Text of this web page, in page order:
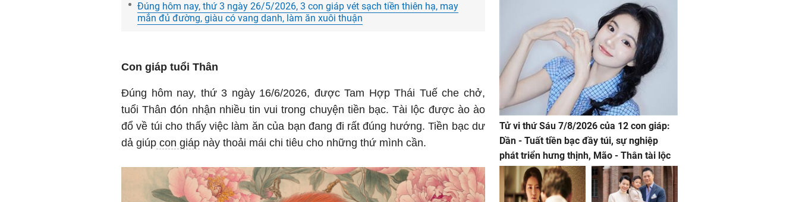
Đúng hôm nay, thứ 3 ngày 26/5/2026, 3 con giáp vét sạch tiền thiên hạ, may
mắn đủ đường, giàu có vang danh, làm ăn xuôi thuận
Con giáp tuổi Thân
Đúng hôm nay, thứ 3 ngày 16/6/2026, được Tam Hợp Thái Tuế che chở,
tuổi Thân đón nhận nhiều tin vui trong chuyện tiền bạc. Tài lộc được ào ào
đổ về túi cho thấy việc làm ăn của bạn đang đi rất đúng hướng. Tiền bạc dư
dả giúp con giáp này thoải mái chi tiêu cho những thứ mình cần.
Tử vi thứ Sáu 7/8/2026 của 12 con giáp:
Dần - Tuất tiền bạc đầy túi, sự nghiệp
phát triển hưng thịnh, Mão - Thân tài lộc
ảm đạm, mọi sự khó thành công mỹ mãn